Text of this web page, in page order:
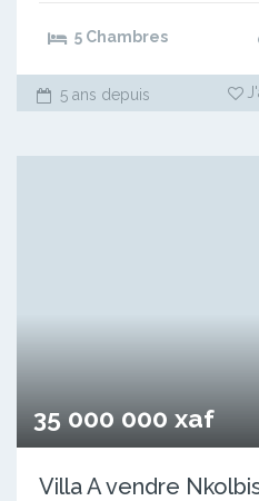
5 Chambres
5 ans depuis
35 000 000 xaf
Villa A vendre